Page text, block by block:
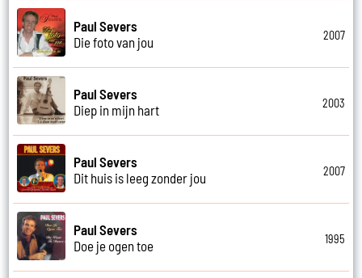
Paul Severs
Die foto van jou
2007
Paul Severs
Diep in mijn hart
2003
Paul Severs
Dit huis is leeg zonder jou
2007
Paul Severs
Doe je ogen toe
1995